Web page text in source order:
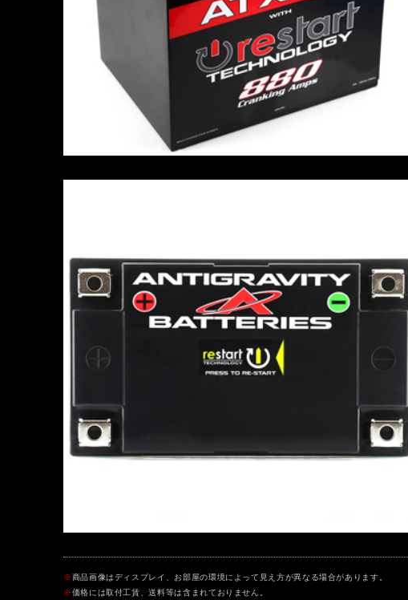
※商品画像はディスプレイ、お部屋の環境によって見え方が異なる場合があります。
※価格には取付工賃、送料等は含まれておりません。